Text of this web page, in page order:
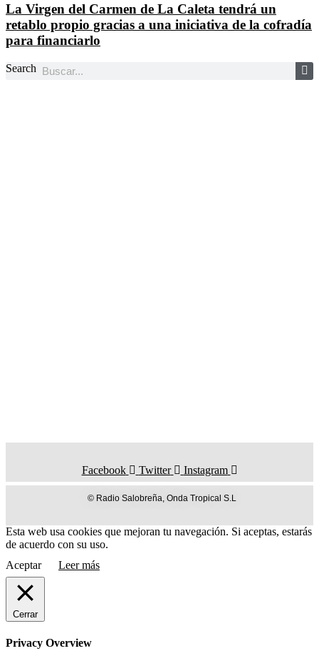
La Virgen del Carmen de La Caleta tendrá un
retablo propio gracias a una iniciativa de la cofradía
para financiarlo
Search
Facebook Twitter Instagram
© Radio Salobreña, Onda Tropical S.L
Esta web usa cookies que mejoran tu navegación. Si aceptas, estarás
de acuerdo con su uso.
Aceptar
Leer más
Cerrar
Privacy Overview